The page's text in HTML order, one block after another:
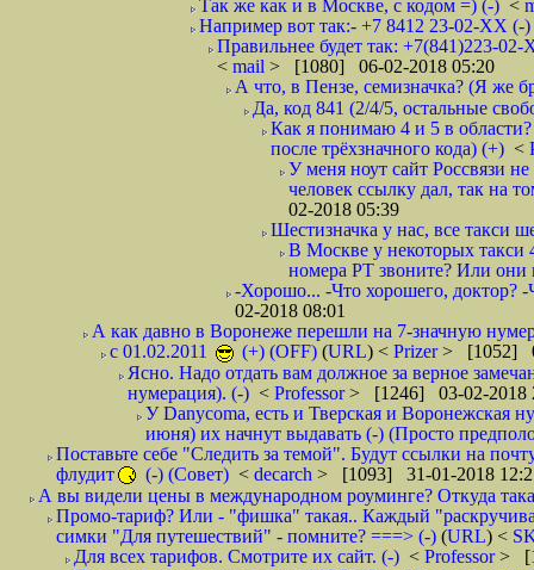
Так же как и в Москве, с кодом =) (-) <
Например вот так:- +7 8412 23-02-ХХ (-
Правильнее будет так: +7(841)223-
< mail > [1080] 06-02-2018 05:20
А что, в Пензе, семизначка? (Я же
Да, код 841 (2/4/5, остальные
Как я понимаю 4 и 5 в
после трёхзначного кода) (+) <
У меня ноут сайт Россвязи
человек ссылку дал, так на
02-2018 05:39
Шестизначка у нас, все такси
В Москве у некоторых такси
номера РТ звоните? Или они
-Хорошо... -Что хорошего, доктор?
02-2018 08:01
А как давно в Воронеже перешли на 7-значную
с 01.02.2011
(+) (OFF) (URL) < Prizer> [1052]
Ясно. Надо отдать вам должное за верное
нумерация). (-) < Professor> [1246] 03-02-2018
У Danycoma, есть и Тверская и Воронежская
июня) их начнут выдавать (-) (Просто
Поставьте себе "Следить за темой". Будут ссылки на
флудит
(-) (Совет) < decarch > [1093] 31-01-2018
А вы видели цены в международном роуминге? Откуда
Промо-тариф? Или - "фишка" такая.. Каждый
симки "Для путешествий" - помните? ===> (-) (URL) <
Для всех тарифов. Смотрите их сайт. (-) < Professor>